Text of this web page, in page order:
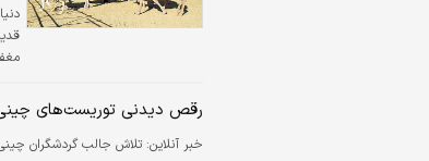
رقص دیدنی توریست‌های چینی
خبر آنلاین: تلاش جالب گردشگران چینی